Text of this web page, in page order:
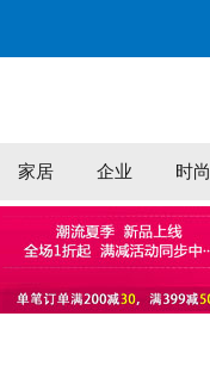
家居 企业 时尚